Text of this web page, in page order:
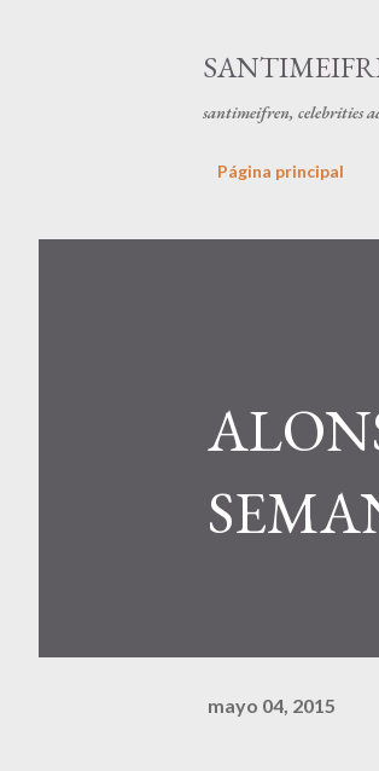
santimeifren, celebrities
Página principal
mayo 04, 2015